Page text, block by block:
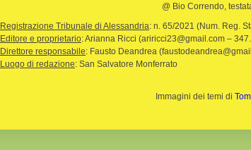
@ Bio Correndo,
Registrazione Tribunale di Alessandria: n. 65/2021 (Num. Reg.
Editore e proprietario: Arianna Ricci (ariricci23@gmail.com –
Direttore responsabile: Fausto Deandrea
Luogo di redazione: San Salvatore Monferrato
Immagini dei temi di